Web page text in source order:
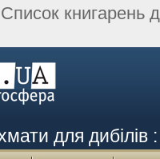
Список книгарень
для дибілів